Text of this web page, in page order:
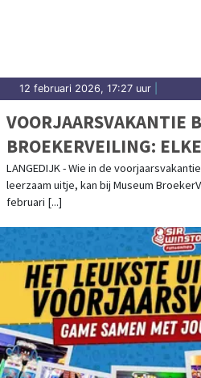
12 februari 2026, 17:27 uur
VOORJAARSVAKANTIE
BROEKERVEILING:
BELEVEN!
LANGEDIJK - Wie in de
leerzaam uitje, kan bij Museum
februari [...]